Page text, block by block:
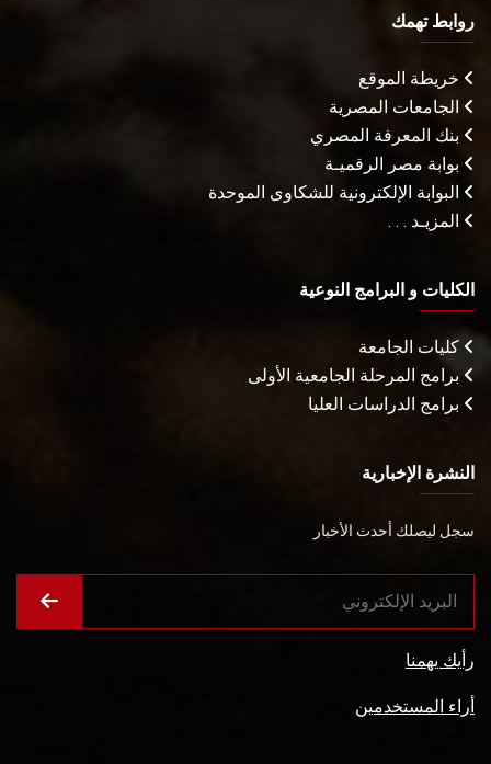
روابط تهمك
خريطة الموقع
الجامعات المصرية
بنك المعرفة المصري
بوابة مصر الرقميـة
البوابة الإلكترونية للشكاوى الموحدة
المزيـد . . .
الكليات و البرامج النوعية
كليات الجامعة
برامج المرحلة الجامعية الأولى
برامج الدراسات العليا
النشرة الإخبارية
سجل ليصلك أحدث الأخبار
رأيك يهمنا
أراء المستخدمين